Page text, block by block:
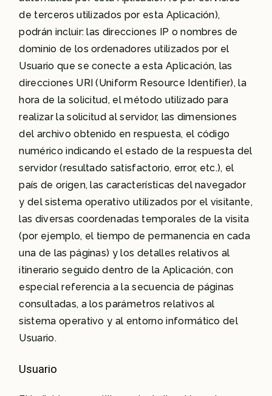
de terceros utilizados por esta Aplicación),
podrán incluir: las direcciones IP o nombres de
dominio de los ordenadores utilizados por el
Usuario que se conecte a esta Aplicación, las
direcciones URI (Uniform Resource Identifier), la
hora de la solicitud, el método utilizado para
realizar la solicitud al servidor, las dimensiones
del archivo obtenido en respuesta, el código
numérico indicando el estado de la respuesta del
servidor (resultado satisfactorio, error, etc.), el
país de origen, las características del navegador
y del sistema operativo utilizados por el visitante,
las diversas coordenadas temporales de la visita
(por ejemplo, el tiempo de permanencia en cada
una de las páginas) y los detalles relativos al
itinerario seguido dentro de la Aplicación, con
especial referencia a la secuencia de páginas
consultadas, a los parámetros relativos al
sistema operativo y al entorno informático del
Usuario.
Usuario